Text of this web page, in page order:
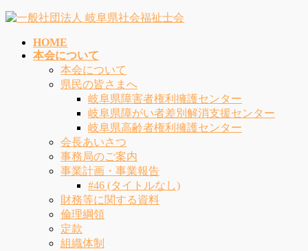
コ
ナ
HOME
本会について
本会について
県民の皆さまへ
岐阜県障害者権利擁護センター
岐阜県障がい者差別解消支援センター
岐阜県高齢者権利擁護センター
会長あいさつ
事務局のご案内
事業計画・事業報告
#46 (タイトルなし)
財務等に関する資料
倫理綱領
定款
組織体制